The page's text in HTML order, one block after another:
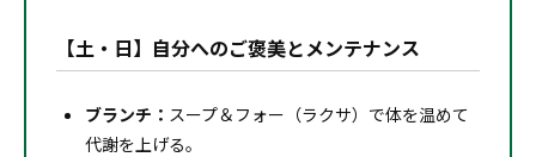
【土・日】自分へのご褒美とメンテナンス
ブランチ： スープ＆フォー（ラクサ）で体を温めて
代謝を上げる。